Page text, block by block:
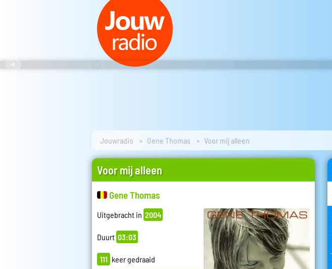
Jouwradio Gene Thomas Voor mij alleen
Voor mij alleen
Gene Thomas
Uitgebracht in 2004
Duurt 03:03
111 keer gedraaid